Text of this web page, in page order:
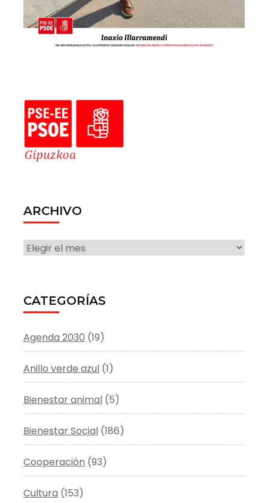
ARCHIVO
ARCHIVO
CATEGORÍAS
Agenda 2030 (19)
Anillo verde azul (1)
Bienestar animal (5)
Bienestar Social (186)
Cooperación (93)
Cultura (153)